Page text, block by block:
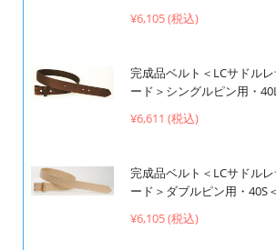
¥6,105 (税込)
完成品ベルト＜LCサドル
ード＞シングルピン用・
¥6,611 (税込)
完成品ベルト＜LCサドル
ード＞ダブルピン用・40S
¥6,105 (税込)